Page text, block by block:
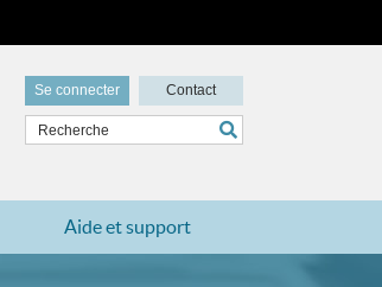
Se connecter Contact
Aide et support